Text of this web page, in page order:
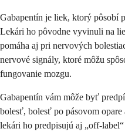
Gabapentín je liek, ktorý pôsobí
Lekári ho pôvodne vyvinuli na
pomáha aj pri nervových
nervové signály, ktoré môžu
fungovanie mozgu.
Gabapentín vám môže byť
bolesť, bolesť po pásovom
lekári ho predpisujú aj „off-